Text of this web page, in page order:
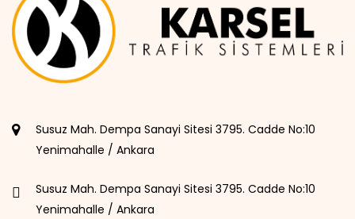
Susuz Mah. Dempa Sanayi Sitesi 3795. Cadde No:10
Yenimahalle / Ankara
Susuz Mah. Dempa Sanayi Sitesi 3795. Cadde No:10
Yenimahalle / Ankara